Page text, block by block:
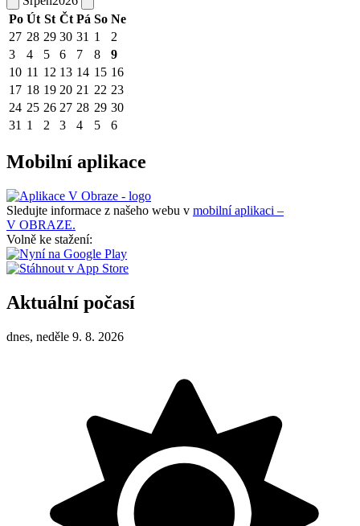
Po Út St Čt Pá So Ne
27 28 29 30 31 1
2
3
4 5 6 7 8
9
10 11 12 13 14 15 16
17 18 19 20 21 22 23
24 25 26 27 28 29 30
31 1 2 3 4 5 6
Mobilní aplikace
Sledujte informace z našeho webu v mobilní aplikaci –
V OBRAZE.
Volně ke stažení:
Aktuální počasí
dnes, neděle 9. 8. 2026